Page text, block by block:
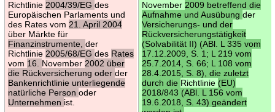
Richtlinie 2004/39/EG des
Europäischen Parlaments und
des Rates vom 21. April 2004
über Märkte für
Finanzinstrumente, der
Richtlinie 2005/68/EG des Rates
vom 16. November 2002 über
die Rückversicherung oder der
Bankenrichtlinie unterliegende
natürliche Person oder
Unternehmen ist.
November 2009 betreffend die
Aufnahme und Ausübung der
Versicherungs- und der
Rückversicherungstätigkeit
(Solvabilität II) (ABl. L 335 vom
17.12.2009, S. 1; L 219 vom
25.7.2014, S. 66; L 108 vom
28.4.2015, S. 8), die zuletzt
durch die Richtlinie (EU)
2018/843 (ABl. L 156 vom
19.6.2018, S. 43) geändert